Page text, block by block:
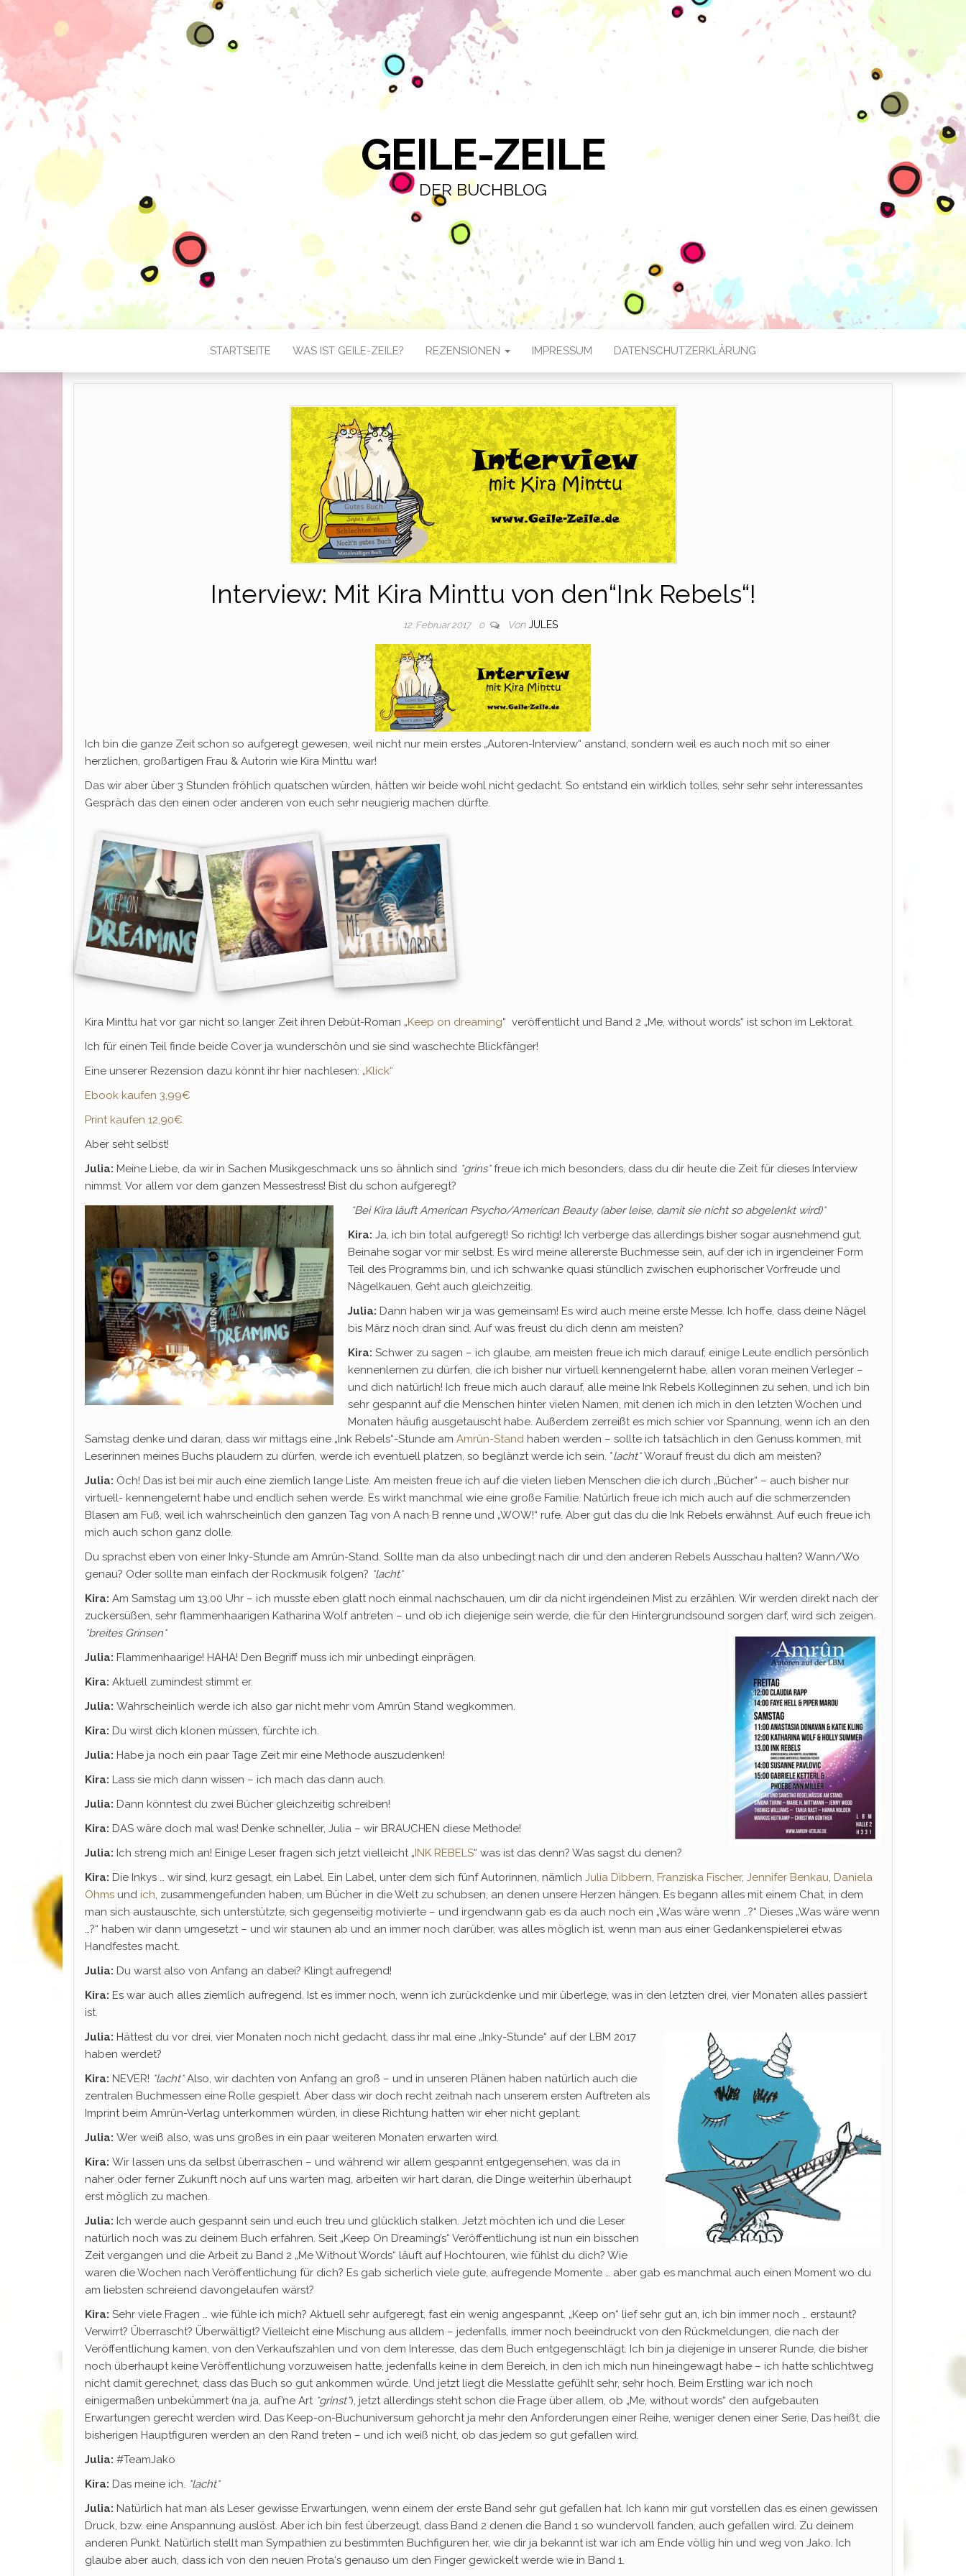
GEILE-ZEILE
DER BUCHBLOG
STARTSEITE WAS IST GEILE-ZEILE? REZENSIONEN IMPRESSUM DATENSCHUTZERKLÄRUNG
Interview: Mit Kira Minttu von den“Ink Rebels“!
12. Februar 2017 0 Von JULES
Ich bin die ganze Zeit schon so aufgeregt gewesen, weil nicht nur mein erstes „Autoren-Interview“ anstand, sondern weil es auch noch mit so einer
herzlichen, großartigen Frau & Autorin wie Kira Minttu war!
Das wir aber über 3 Stunden fröhlich quatschen würden, hätten wir beide wohl nicht gedacht. So entstand ein wirklich tolles, sehr sehr sehr interessantes
Gespräch das den einen oder anderen von euch sehr neugierig machen dürfte.
Kira Minttu hat vor gar nicht so langer Zeit ihren Debüt-Roman „Keep on dreaming“ veröffentlicht und Band 2 „Me, without words“ ist schon im Lektorat.
Ich für einen Teil finde beide Cover ja wunderschön und sie sind waschechte Blickfänger!
Eine unserer Rezension dazu könnt ihr hier nachlesen: „Klick“
Ebook kaufen 3,99€
Print kaufen 12,90€
Aber seht selbst!
Julia: Meine Liebe, da wir in Sachen Musikgeschmack uns so ähnlich sind *grins*freue ich mich besonders, dass du dir heute die Zeit für dieses Interview
nimmst. Vor allem vor dem ganzen Messestress! Bist du schon aufgeregt?
*Bei Kira läuft American Psycho/American Beauty (aber leise, damit sie nicht so abgelenkt wird)*
Kira: Ja, ich bin total aufgeregt! So richtig! Ich verberge das allerdings bisher sogar ausnehmend gut.
Beinahe sogar vor mir selbst. Es wird meine allererste Buchmesse sein, auf der ich in irgendeiner Form
Teil des Programms bin, und ich schwanke quasi stündlich zwischen euphorischer Vorfreude und
Nägelkauen. Geht auch gleichzeitig.
Julia: Dann haben wir ja was gemeinsam! Es wird auch meine erste Messe. Ich hoffe, dass deine Nägel
bis März noch dran sind. Auf was freust du dich denn am meisten?
Kira: Schwer zu sagen – ich glaube, am meisten freue ich mich darauf, einige Leute endlich persönlich
kennenlernen zu dürfen, die ich bisher nur virtuell kennengelernt habe, allen voran meinen Verleger –
und dich natürlich! Ich freue mich auch darauf, alle meine Ink Rebels Kolleginnen zu sehen, und ich bin
sehr gespannt auf die Menschen hinter vielen Namen, mit denen ich mich in den letzten Wochen und
Monaten häufig ausgetauscht habe. Außerdem zerreißt es mich schier vor Spannung, wenn ich an den
Samstag denke und daran, dass wir mittags eine „Ink Rebels“-Stunde am Amrûn-Stand haben werden – sollte ich tatsächlich in den Genuss kommen, mit
Leserinnen meines Buchs plaudern zu dürfen, werde ich eventuell platzen, so beglänzt werde ich sein. *lacht*Worauf freust du dich am meisten?
Julia: Och! Das ist bei mir auch eine ziemlich lange Liste. Am meisten freue ich auf die vielen lieben Menschen die ich durch „Bücher“ – auch bisher nur
virtuell- kennengelernt habe und endlich sehen werde. Es wirkt manchmal wie eine große Familie. Natürlich freue ich mich auch auf die schmerzenden
Blasen am Fuß, weil ich wahrscheinlich den ganzen Tag von A nach B renne und „WOW!“ rufe. Aber gut das du die Ink Rebels erwähnst. Auf euch freue ich
mich auch schon ganz dolle.
Du sprachst eben von einer Inky-Stunde am Amrûn-Stand. Sollte man da also unbedingt nach dir und den anderen Rebels Ausschau halten? Wann/Wo
genau? Oder sollte man einfach der Rockmusik folgen? *lacht*
Kira: Am Samstag um 13.00 Uhr – ich musste eben glatt noch einmal nachschauen, um dir da nicht irgendeinen Mist zu erzählen. Wir werden direkt nach der
zuckersüßen, sehr flammenhaarigen Katharina Wolf antreten – und ob ich diejenige sein werde, die für den Hintergrundsound sorgen darf, wird sich zeigen.
*breites Grinsen*
Julia: Flammenhaarige! HAHA! Den Begriff muss ich mir unbedingt einprägen.
Kira: Aktuell zumindest stimmt er.
Julia: Wahrscheinlich werde ich also gar nicht mehr vom Amrûn Stand wegkommen.
Kira: Du wirst dich klonen müssen, fürchte ich.
Julia: Habe ja noch ein paar Tage Zeit mir eine Methode auszudenken!
Kira: Lass sie mich dann wissen – ich mach das dann auch.
Julia: Dann könntest du zwei Bücher gleichzeitig schreiben!
Kira: DAS wäre doch mal was! Denke schneller, Julia – wir BRAUCHEN diese Methode!
Julia: Ich streng mich an! Einige Leser fragen sich jetzt vielleicht „INK REBELS“ was ist das denn? Was sagst du denen?
Kira: Die Inkys … wir sind, kurz gesagt, ein Label. Ein Label, unter dem sich fünf Autorinnen, nämlich Julia Dibbern, Franziska Fischer, Jennifer Benkau, Daniela
Ohms und ich, zusammengefunden haben, um Bücher in die Welt zu schubsen, an denen unsere Herzen hängen. Es begann alles mit einem Chat, in dem
man sich austauschte, sich unterstützte, sich gegenseitig motivierte – und irgendwann gab es da auch noch ein „Was wäre wenn …?“ Dieses „Was wäre wenn
…?“ haben wir dann umgesetzt – und wir staunen ab und an immer noch darüber, was alles möglich ist, wenn man aus einer Gedankenspielerei etwas
Handfestes macht.
Julia: Du warst also von Anfang an dabei? Klingt aufregend!
Kira: Es war auch alles ziemlich aufregend. Ist es immer noch, wenn ich zurückdenke und mir überlege, was in den letzten drei, vier Monaten alles passiert
ist.
Julia: Hättest du vor drei, vier Monaten noch nicht gedacht, dass ihr mal eine „Inky-Stunde“ auf der LBM 2017
haben werdet?
Kira: NEVER! *lacht*Also, wir dachten von Anfang an groß – und in unseren Plänen haben natürlich auch die
zentralen Buchmessen eine Rolle gespielt. Aber dass wir doch recht zeitnah nach unserem ersten Auftreten als
Imprint beim Amrûn-Verlag unterkommen würden, in diese Richtung hatten wir eher nicht geplant.
Julia: Wer weiß also, was uns großes in ein paar weiteren Monaten erwarten wird.
Kira: Wir lassen uns da selbst überraschen – und während wir allem gespannt entgegensehen, was da in
naher oder ferner Zukunft noch auf uns warten mag, arbeiten wir hart daran, die Dinge weiterhin überhaupt
erst möglich zu machen.
Julia: Ich werde auch gespannt sein und euch treu und glücklich stalken. Jetzt möchten ich und die Leser
natürlich noch was zu deinem Buch erfahren. Seit „Keep On Dreaming’s“ Veröffentlichung ist nun ein bisschen
Zeit vergangen und die Arbeit zu Band 2 „Me Without Words“ läuft auf Hochtouren, wie fühlst du dich? Wie
waren die Wochen nach Veröffentlichung für dich? Es gab sicherlich viele gute, aufregende Momente … aber gab es manchmal auch einen Moment wo du
am liebsten schreiend davongelaufen wärst?
Kira: Sehr viele Fragen … wie fühle ich mich? Aktuell sehr aufgeregt, fast ein wenig angespannt. „Keep on“ lief sehr gut an, ich bin immer noch … erstaunt?
Verwirrt? Überrascht? Überwältigt? Vielleicht eine Mischung aus alldem – jedenfalls, immer noch beeindruckt von den Rückmeldungen, die nach der
Veröffentlichung kamen, von den Verkaufszahlen und von dem Interesse, das dem Buch entgegenschlägt. Ich bin ja diejenige in unserer Runde, die bisher
noch überhaupt keine Veröffentlichung vorzuweisen hatte, jedenfalls keine in dem Bereich, in den ich mich nun hineingewagt habe – ich hatte schlichtweg
nicht damit gerechnet, dass das Buch so gut ankommen würde. Und jetzt liegt die Messlatte gefühlt sehr, sehr hoch. Beim Erstling war ich noch
einigermaßen unbekümmert (na ja, auf’ne Art *grinst*), jetzt allerdings steht schon die Frage über allem, ob „Me, without words“ den aufgebauten
Erwartungen gerecht werden wird. Das Keep-on-Buchuniversum gehorcht ja mehr den Anforderungen einer Reihe, weniger denen einer Serie. Das heißt, die
bisherigen Hauptfiguren werden an den Rand treten – und ich weiß nicht, ob das jedem so gut gefallen wird.
Julia: #TeamJako
Kira: Das meine ich. *lacht*
Julia: Natürlich hat man als Leser gewisse Erwartungen, wenn einem der erste Band sehr gut gefallen hat. Ich kann mir gut vorstellen das es einen gewissen
Druck, bzw. eine Anspannung auslöst. Aber ich bin fest überzeugt, dass Band 2 denen die Band 1 so wundervoll fanden, auch gefallen wird. Zu deinem
anderen Punkt. Natürlich stellt man Sympathien zu bestimmten Buchfiguren her, wie dir ja bekannt ist war ich am Ende völlig hin und weg von Jako. Ich
glaube aber auch, dass ich von den neuen Prota‘s genauso um den Finger gewickelt werde wie in Band 1.